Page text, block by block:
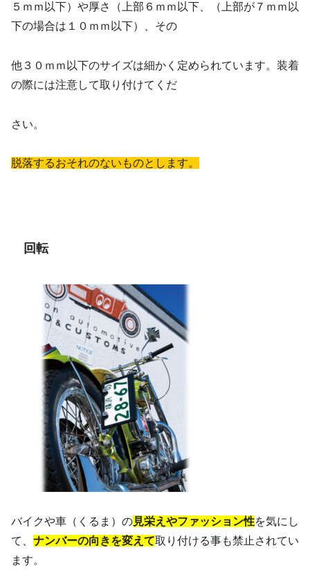
５ｍｍ以下）や厚さ（上部６ｍｍ以下、（上部が７ｍｍ以
下の場合は１０ｍｍ以下）、その
他３０ｍｍ以下のサイズは細かく定められています。装着
の際には注意して取り付けてくだ
さい。
脱落するおそれのないものとします。
回転
バイクや車（くるま）の見栄えやファッション性を気にし
て、 ナンバーの向きを変えて取り付ける事も禁止されてい
ます。